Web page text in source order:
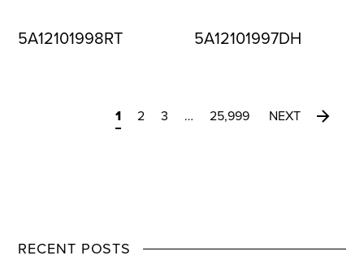
5A12101998RT 5A12101997DH
1 2 3 … 25,999 NEXT
RECENT POSTS